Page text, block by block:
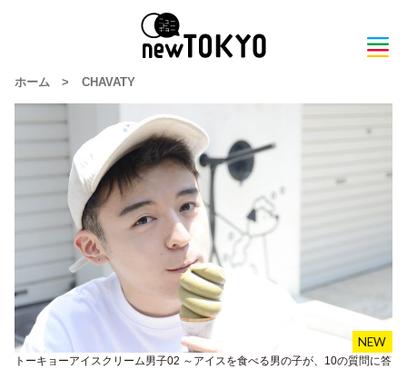
ホーム > CHAVATY
トーキョーアイスクリーム男子02 ～アイスを食べる男の子が、10の質問に答